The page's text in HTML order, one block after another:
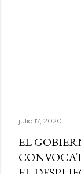
julio 17, 2020
EL